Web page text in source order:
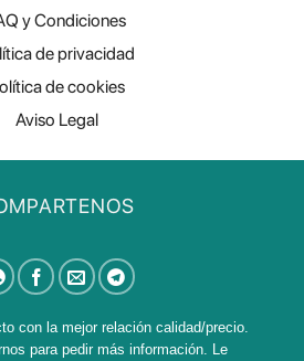
y Condiciones
de privacidad
de cookies
Aviso Legal
con la mejor relación calidad/precio.
para pedir más información. Le